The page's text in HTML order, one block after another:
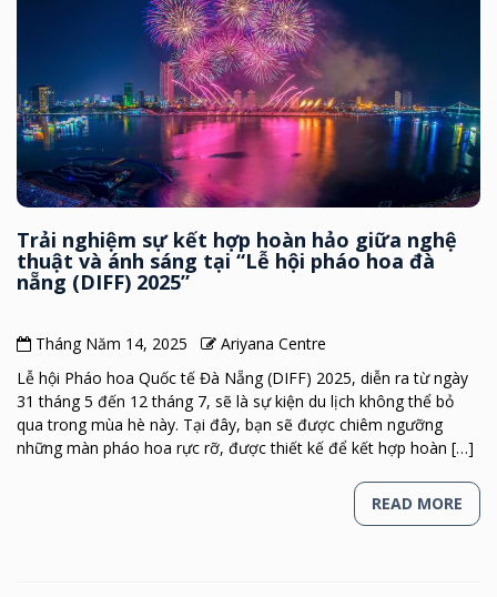
Trải nghiệm sự kết hợp hoàn hảo giữa nghệ
thuật và ánh sáng tại “Lễ hội pháo hoa đà
nẵng (DIFF) 2025”
Tháng Năm 14, 2025
Ariyana Centre
Lễ hội Pháo hoa Quốc tế Đà Nẵng (DIFF) 2025, diễn ra từ ngày
31 tháng 5 đến 12 tháng 7, sẽ là sự kiện du lịch không thể bỏ
qua trong mùa hè này. Tại đây, bạn sẽ được chiêm ngưỡng
những màn pháo hoa rực rỡ, được thiết kế để kết hợp hoàn […]
READ MORE